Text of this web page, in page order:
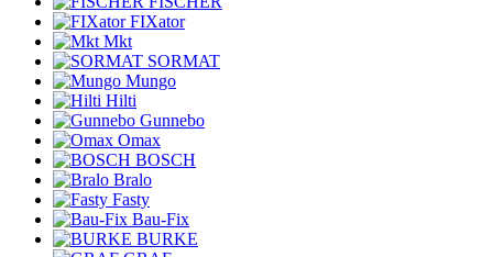
FIXator
Mkt
SORMAT
Mungo
Hilti
Gunnebo
Omax
BOSCH
Bralo
Fasty
Bau-Fix
BURKE